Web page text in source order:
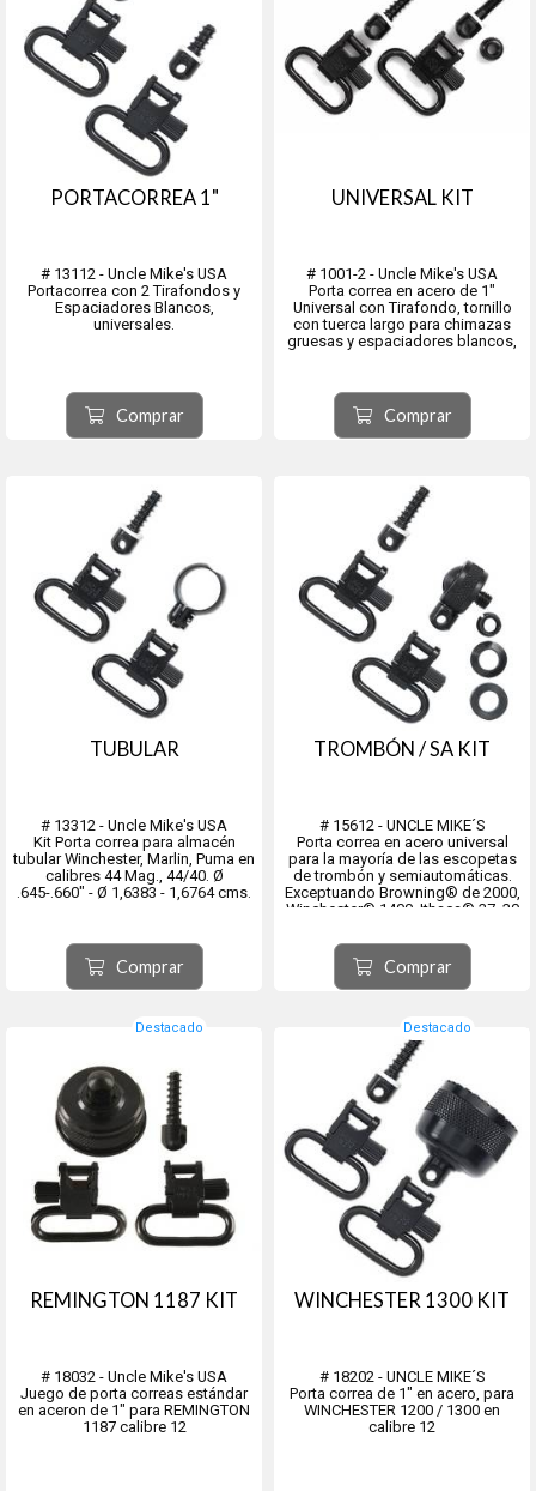
PORTACORREA 1"
# 13112 - Uncle Mike's USA
Portacorrea con 2 Tirafondos y
Espaciadores Blancos,
universales.
Comprar
UNIVERSAL KIT
# 1001-2 - Uncle Mike's USA
Porta correa en acero de 1"
Universal con Tirafondo, tornillo
con tuerca largo para chimazas
gruesas y espaciadores blancos,
Comprar
TUBULAR
# 13312 - Uncle Mike's USA
Kit Porta correa para almacén
tubular Winchester, Marlin, Puma en
calibres 44 Mag., 44/40. Ø
.645-.660" - Ø 1,6383 - 1,6764 cms.
Comprar
TROMBÓN / SA KIT
# 15612 - UNCLE MIKE´S
Porta correa en acero universal
para la mayoría de las escopetas
de trombón y semiautomáticas.
Exceptuando Browning® de 2000,
Winchester® 1400, Ithaca® 37, 30
Comprar
Destacado
REMINGTON 1187 KIT
# 18032 - Uncle Mike's USA
Juego de porta correas estándar
en aceron de 1" para REMINGTON
1187 calibre 12
Destacado
WINCHESTER 1300 KIT
# 18202 - UNCLE MIKE´S
Porta correa de 1" en acero, para
WINCHESTER 1200 / 1300 en
calibre 12